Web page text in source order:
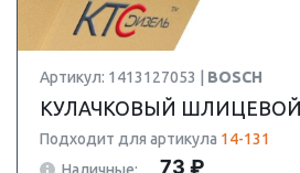
Артикул: 1413127053 | BOSCH
КУЛАЧКОВЫЙ
Подходит для артикула 14-131
Наличные:
73 ₽